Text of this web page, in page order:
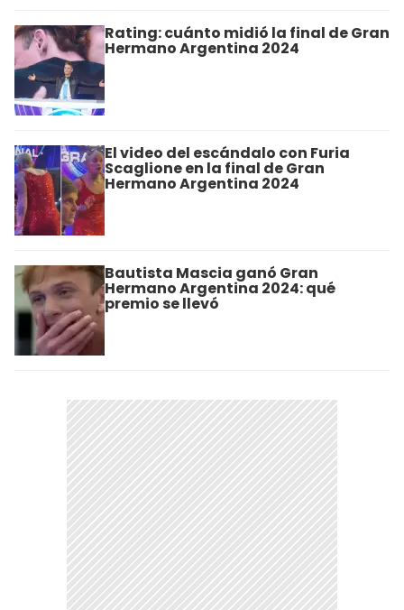
Rating: cuánto midió la final de Gran
Hermano Argentina 2024
El video del escándalo con Furia
Scaglione en la final de Gran
Hermano Argentina 2024
Bautista Mascia ganó Gran
Hermano Argentina 2024: qué
premio se llevó